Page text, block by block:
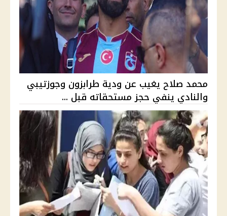
محمد صلاح يغيب عن ودية طرابزون وجوزتيبي
والنادي ينفي حجز مستحقاته قبل ...